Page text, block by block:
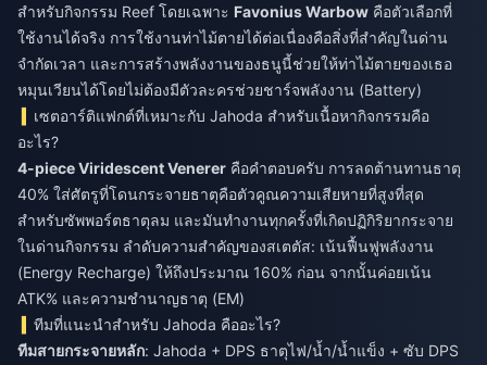
สำหรับกิจกรรม Reef โดยเฉพาะ Favonius Warbow คือตัวเลือกที่
ใช้งานได้จริง การใช้งานท่าไม้ตายได้ต่อเนื่องคือสิ่งที่สำคัญในด่าน
จำกัดเวลา และการสร้างพลังงานของธนูนี้ช่วยให้ท่าไม้ตายของเธอ
หมุนเวียนได้โดยไม่ต้องมีตัวละครช่วยชาร์จพลังงาน (Battery)
เซตอาร์ติแฟกต์ที่เหมาะกับ Jahoda สำหรับเนื้อหากิจกรรมคือ
อะไร?
4-piece Viridescent Venerer คือคำตอบครับ การลดต้านทานธาตุ
40% ใส่ศัตรูที่โดนกระจายธาตุคือตัวคูณความเสียหายที่สูงที่สุด
สำหรับซัพพอร์ตธาตุลม และมันทำงานทุกครั้งที่เกิดปฏิกิริยากระจาย
ในด่านกิจกรรม ลำดับความสำคัญของสเตตัส: เน้นฟื้นฟูพลังงาน
(Energy Recharge) ให้ถึงประมาณ 160% ก่อน จากนั้นค่อยเน้น
ATK% และความชำนาญธาตุ (EM)
ทีมที่แนะนำสำหรับ Jahoda คืออะไร?
ทีมสายกระจายหลัก: Jahoda + DPS ธาตุไฟ/น้ำ/น้ำแข็ง + ซับ DPS